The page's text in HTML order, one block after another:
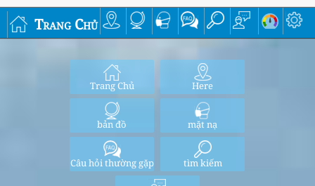
Trang Chủ
Trang Chủ Here
bản đồ mặt nạ
Câu hỏi thường gặp tìm kiếm